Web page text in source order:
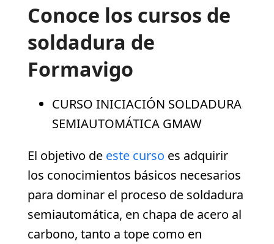
Conoce los cursos de
soldadura de
Formavigo
CURSO INICIACIÓN SOLDADURA
SEMIAUTOMÁTICA GMAW
El objetivo de este curso es adquirir
los conocimientos básicos necesarios
para dominar el proceso de soldadura
semiautomática, en chapa de acero al
carbono, tanto a tope como en